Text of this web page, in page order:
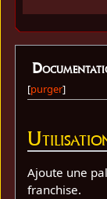
[purger]
Ajoute une
franchise.